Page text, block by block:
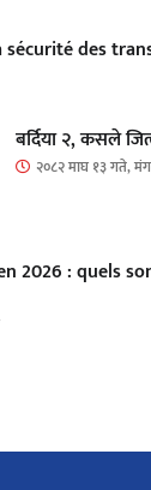
des
बर्दिया २, कसले
२०८२ माघ १३ गते,
2026 : quels